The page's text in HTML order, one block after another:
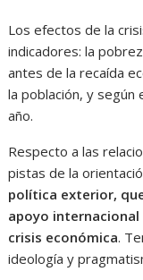
Los efectos de la
indicadores: la
antes de la recaída
la población, y según
año.
Respecto a las
pistas de la
política exterior,
apoyo
crisis económica.
ideología y